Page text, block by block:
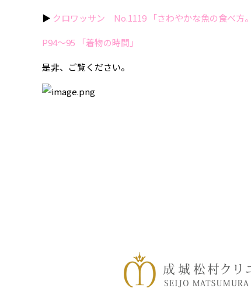
▶︎ クロワッサン No.1119 「さわやかな魚の食べ方
P94〜95 「着物の時間」
是非、ご覧ください。